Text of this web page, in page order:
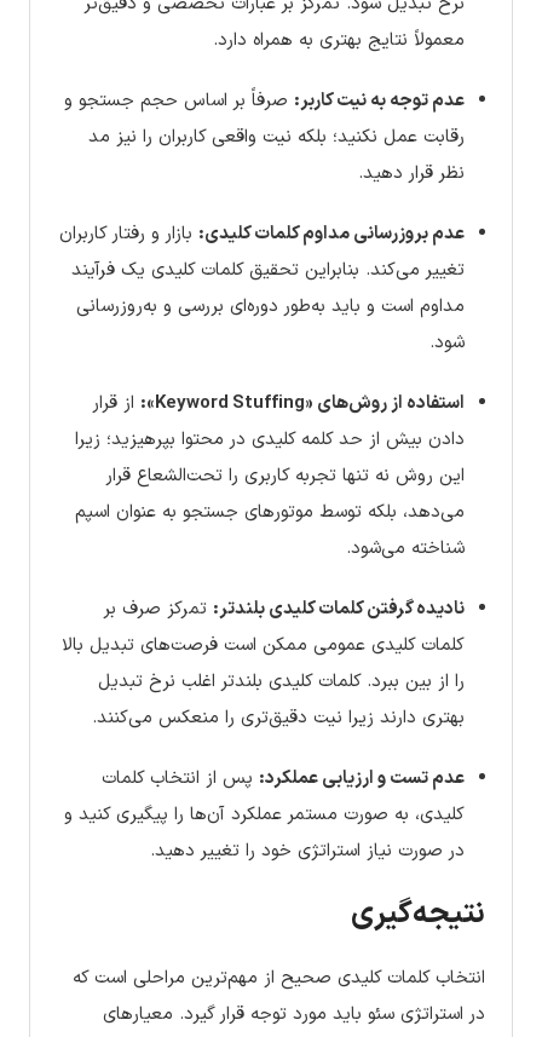
معمولاً نتایج بهتری به همراه دارد.
عدم توجه به نیت کاربر: صرفاً بر اساس حجم جستجو و
رقابت عمل نکنید؛ بلکه نیت واقعی کاربران را نیز مد
نظر قرار دهید.
عدم بروزرسانی مداوم کلمات کلیدی: بازار و رفتار کاربران
تغییر می‌کند. بنابراین تحقیق کلمات کلیدی یک فرآیند
مداوم است و باید به‌طور دوره‌ای بررسی و به‌روزرسانی
شود.
استفاده از روش‌های «Keyword Stuffing»:
از قرار
دادن بیش از حد کلمه کلیدی در محتوا بپرهیزید؛ زیرا
این روش نه تنها تجربه کاربری را تحت‌الشعاع قرار
می‌دهد، بلکه توسط موتورهای جستجو به عنوان اسپم
شناخته می‌شود.
نادیده گرفتن کلمات کلیدی بلندتر: تمرکز صرف بر
کلمات کلیدی عمومی ممکن است فرصت‌های تبدیل بالا
را از بین ببرد. کلمات کلیدی بلندتر اغلب نرخ تبدیل
بهتری دارند زیرا نیت دقیق‌تری را منعکس می‌کنند.
عدم تست و ارزیابی عملکرد: پس از انتخاب کلمات
کلیدی، به صورت مستمر عملکرد آن‌ها را پیگیری کنید و
در صورت نیاز استراتژی خود را تغییر دهید.
نتیجه‌گیری
انتخاب کلمات کلیدی صحیح از مهم‌ترین مراحلی است که
در استراتژی سئو باید مورد توجه قرار گیرد. معیارهای